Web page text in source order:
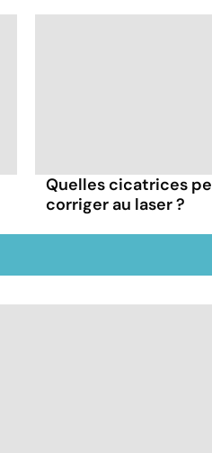
Quelles cicatrices
corriger au laser ?